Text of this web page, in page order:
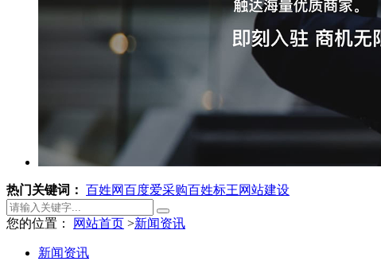
热门关键词： 百姓网百度爱采购百姓标王网站建设
您的位置： 网站首页 >新闻资讯
新闻资讯